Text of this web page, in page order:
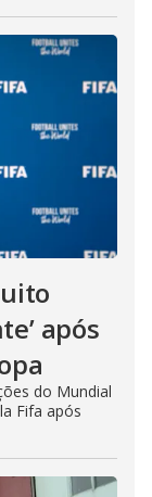
após
do Mundial
Fifa após